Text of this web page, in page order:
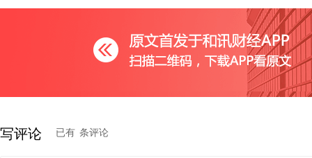
写评论 已有 条评论